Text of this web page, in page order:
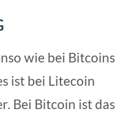
wie bei Bitcoins
ist bei Litecoin
Bei Bitcoin ist das